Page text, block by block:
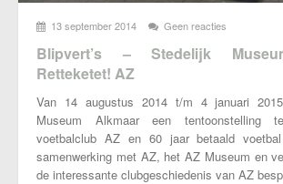
13 september 2014 Geen reacties
Blipvert’s – Stedelijk
Retteketet! AZ
Van 14 augustus 2014 t/m 4 januari
Museum Alkmaar een tentoonstelling
voetbalclub AZ en 60 jaar betaald
samenwerking met AZ, het AZ Museum en
de interessante clubgeschiedenis van AZ